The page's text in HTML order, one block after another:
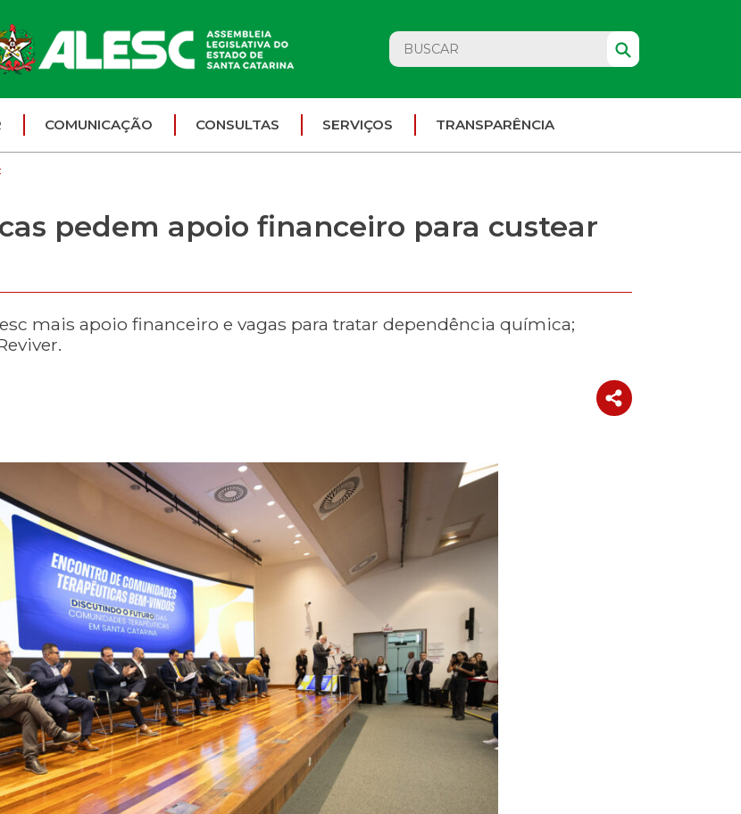
COMUNICAÇÃO CONSULTAS SERVIÇOS TRANSPARÊNCIA
pedem apoio financeiro para custear
mais apoio financeiro e vagas para tratar dependência química;